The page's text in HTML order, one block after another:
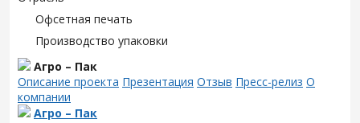
Офсетная печать
Производство упаковки
Агро – Пак
Описание проекта Презентация Отзыв Пресс-релиз О
компании
Агро – Пак